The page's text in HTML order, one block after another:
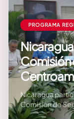
PROGRAMA
Comisión
Nicaragua
Comisión de
con la